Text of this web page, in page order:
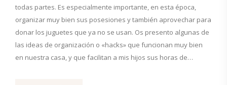
todas partes. Es especialmente importante, en esta época,
organizar muy bien sus posesiones y también aprovechar para
donar los juguetes que ya no se usan. Os presento algunas de
las ideas de organización o «hacks» que funcionan muy bien
en nuestra casa, y que facilitan a mis hijos sus horas de…